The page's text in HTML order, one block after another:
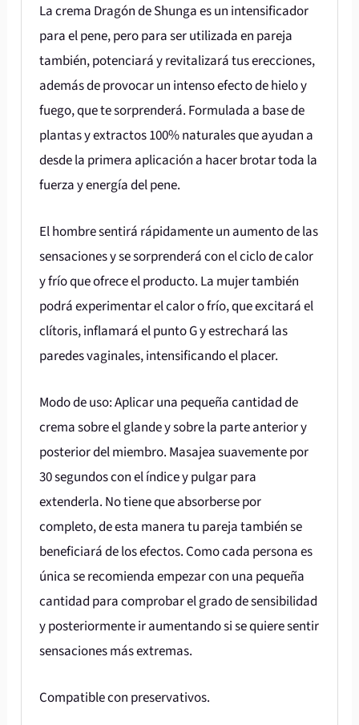
La crema Dragón de Shunga es un intensificador
para el pene, pero para ser utilizada en pareja
también, potenciará y revitalizará tus erecciones,
además de provocar un intenso efecto de hielo y
fuego, que te sorprenderá. Formulada a base de
plantas y extractos 100% naturales que ayudan a
desde la primera aplicación a hacer brotar toda la
fuerza y energía del pene.
El hombre sentirá rápidamente un aumento de las
sensaciones y se sorprenderá con el ciclo de calor
y frío que ofrece el producto. La mujer también
podrá experimentar el calor o frío, que excitará el
clítoris, inflamará el punto G y estrechará las
paredes vaginales, intensificando el placer.
Modo de uso: Aplicar una pequeña cantidad de
crema sobre el glande y sobre la parte anterior y
posterior del miembro. Masajea suavemente por
30 segundos con el índice y pulgar para
extenderla. No tiene que absorberse por
completo, de esta manera tu pareja también se
beneficiará de los efectos. Como cada persona es
única se recomienda empezar con una pequeña
cantidad para comprobar el grado de sensibilidad
y posteriormente ir aumentando si se quiere sentir
sensaciones más extremas.
Compatible con preservativos.